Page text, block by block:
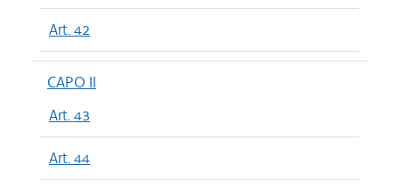
Art. 42
CAPO II
Art. 43
Art. 44